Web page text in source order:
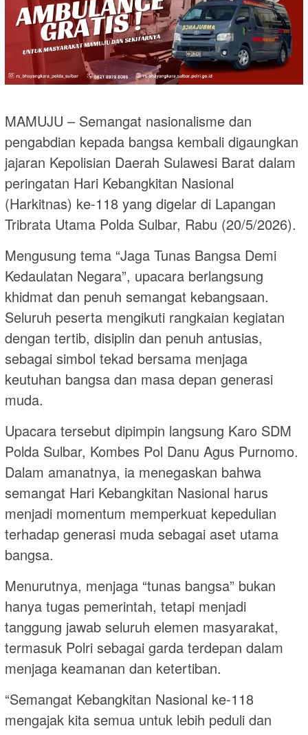
MAMUJU – Semangat nasionalisme dan
pengabdian kepada bangsa kembali digaungkan
jajaran Kepolisian Daerah Sulawesi Barat dalam
peringatan Hari Kebangkitan Nasional
(Harkitnas) ke-118 yang digelar di Lapangan
Tribrata Utama Polda Sulbar, Rabu (20/5/2026).
Mengusung tema “Jaga Tunas Bangsa Demi
Kedaulatan Negara”, upacara berlangsung
khidmat dan penuh semangat kebangsaan.
Seluruh peserta mengikuti rangkaian kegiatan
dengan tertib, disiplin dan penuh antusias,
sebagai simbol tekad bersama menjaga
keutuhan bangsa dan masa depan generasi
muda.
Upacara tersebut dipimpin langsung Karo SDM
Polda Sulbar, Kombes Pol Danu Agus Purnomo.
Dalam amanatnya, ia menegaskan bahwa
semangat Hari Kebangkitan Nasional harus
menjadi momentum memperkuat kepedulian
terhadap generasi muda sebagai aset utama
bangsa.
Menurutnya, menjaga “tunas bangsa” bukan
hanya tugas pemerintah, tetapi menjadi
tanggung jawab seluruh elemen masyarakat,
termasuk Polri sebagai garda terdepan dalam
menjaga keamanan dan ketertiban.
“Semangat Kebangkitan Nasional ke-118
mengajak kita semua untuk lebih peduli dan